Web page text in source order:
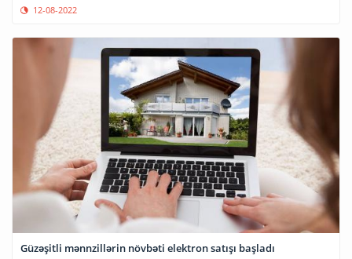
12-08-2022
Güzəşitli mənnzillərin növbəti elektron satışı başladı